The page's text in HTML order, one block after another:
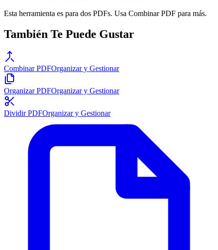
Esta herramienta es para dos PDFs. Usa Combinar PDF para más.
También Te Puede Gustar
Combinar PDFOrganizar y Gestionar
Organizar PDFOrganizar y Gestionar
Dividir PDFOrganizar y Gestionar